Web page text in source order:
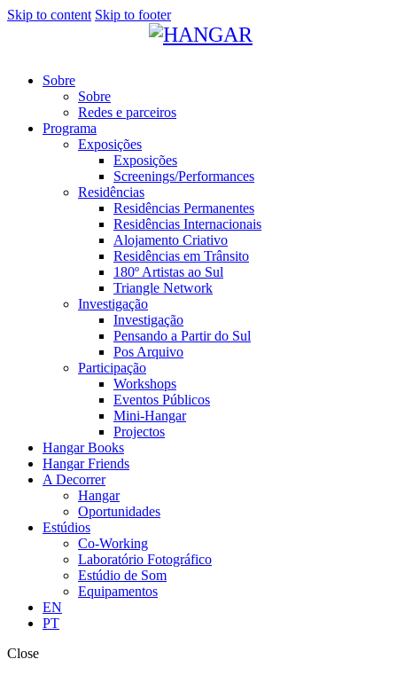
Skip to content Skip to footer
Sobre
Sobre
Redes e parceiros
Programa
Exposições
Exposições
Screenings/Performances
Residências
Residências Permanentes
Residências Internacionais
Alojamento Criativo
Residências em Trânsito
180º Artistas ao Sul
Triangle Network
Investigação
Investigação
Pensando a Partir do Sul
Pos Arquivo
Participação
Workshops
Eventos Públicos
Mini-Hangar
Projectos
Hangar Books
Hangar Friends
A Decorrer
Hangar
Oportunidades
Estúdios
Co-Working
Laboratório Fotográfico
Estúdio de Som
Equipamentos
EN
PT
Close